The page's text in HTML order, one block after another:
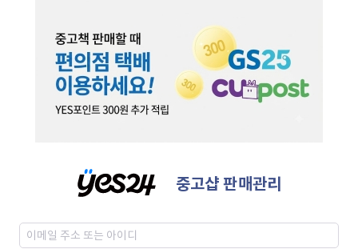
중고샵 판매관리